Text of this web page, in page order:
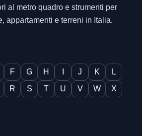
al metro quadro e strumenti per
appartamenti e terreni in Italia.
F G H J K
L
R S T U V W
X